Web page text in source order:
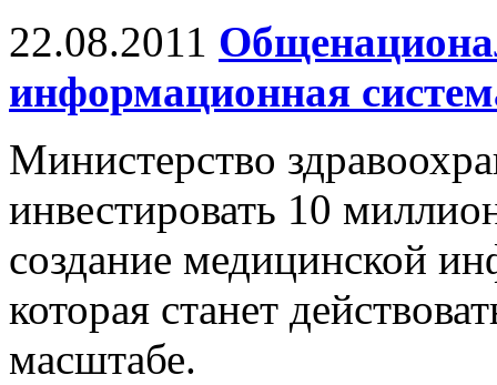
22.08.2011
информационная
Министерство
инвестировать 10
создание медицинской
которая станет
масштабе.